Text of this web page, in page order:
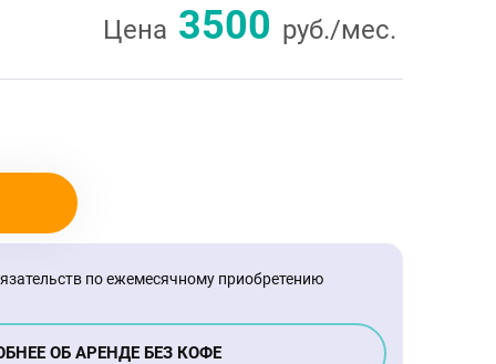
Цена 3500 руб./мес.
по ежемесячному приобретению
ОБ АРЕНДЕ БЕЗ КОФЕ